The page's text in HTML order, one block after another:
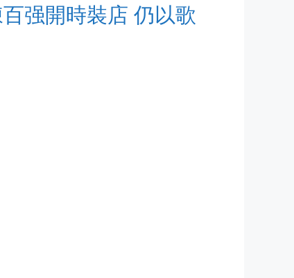
强開時裝店 仍以歌